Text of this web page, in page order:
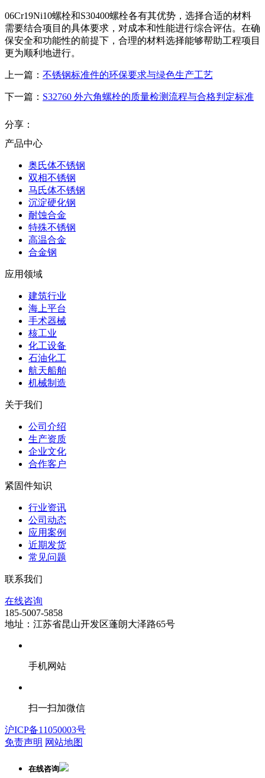
06Cr19Ni10螺栓和S30400螺栓各有其优势，选择合适的材料
需要结合项目的具体要求，对成本和性能进行综合评估。在确
保安全和功能性的前提下，合理的材料选择能够帮助工程项目
更为顺利地进行。
上一篇： 不锈钢标准件的环保要求与绿色生产工艺
下一篇： S32760 外六角螺栓的质量检测流程与合格判定标准
分享：
产品中心
奥氏体不锈钢
双相不锈钢
马氏体不锈钢
沉淀硬化钢
耐蚀合金
特殊不锈钢
高温合金
合金钢
应用领域
建筑行业
海上平台
手术器械
核工业
化工设备
石油化工
航天船舶
机械制造
关于我们
公司介绍
生产资质
企业文化
合作客户
紧固件知识
行业资讯
公司动态
应用案例
近期发货
常见问题
联系我们
在线咨询
185-5007-5858
地址：江苏省昆山开发区蓬朗大泽路65号
手机网站
扫一扫加微信
沪ICP备11050003号
免责声明 网站地图
在线咨询